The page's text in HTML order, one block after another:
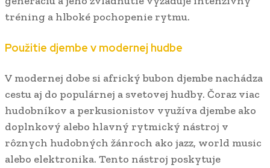
tréning a hlboké pochopenie rytmu.
Použitie djembe v modernej hudbe
V modernej dobe si africký bubon djembe nachádza
cestu aj do populárnej a svetovej hudby. Čoraz viac
hudobníkov a perkusionistov využíva djembe ako
doplnkový alebo hlavný rytmický nástroj v
rôznych hudobných žánroch ako jazz, world music
alebo elektronika. Tento nástroj poskytuje